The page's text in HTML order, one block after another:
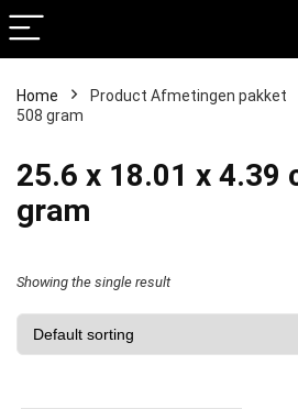
Home Product Afmetingen pakket
508 gram
‎25.6 x 18.01 x 4.39
gram
Showing the single result